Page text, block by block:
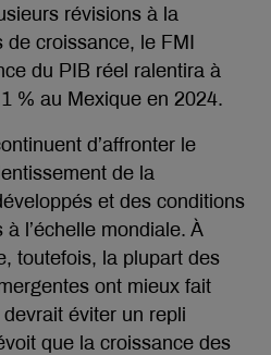
révisions à la
croissance, le FMI
du PIB réel ralentira à
% au Mexique en 2024.
d’affronter le
de la
et des conditions
l’échelle mondiale. À
toutefois, la plupart des
ont mieux fait
éviter un repli
que la croissance des